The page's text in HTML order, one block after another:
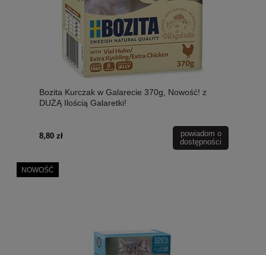
Bozita Kurczak w Galarecie 370g, Nowość! z
DUŻĄ Ilością Galaretki!
8,80 zł
powiadom o
dostępności
NOWOŚĆ